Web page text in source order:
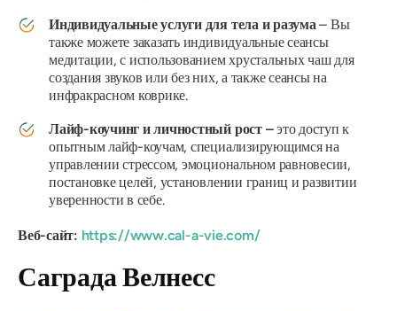
Индивидуальные услуги для тела и разума – Вы
также можете заказать индивидуальные сеансы
медитации, с использованием хрустальных чаш для
создания звуков или без них, а также сеансы на
инфракрасном коврике.
Лайф-коучинг и личностный рост –это доступ к
опытным лайф-коучам, специализирующимся на
управлении стрессом, эмоциональном равновесии,
постановке целей, установлении границ и развитии
уверенности в себе.
Веб-сайт: https://www.cal-a-vie.com/
Саграда Велнесс